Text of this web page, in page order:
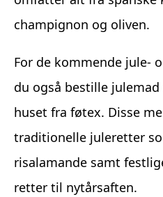
champignon og oliven.
For de kommende jule-
du også bestille
huset fra føtex. Disse
traditionelle juleretter
risalamande samt
retter til nytårsaften.